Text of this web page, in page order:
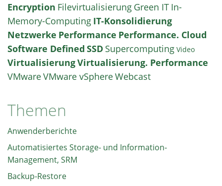
Encryption Filevirtualisierung Green IT In-
Memory-Computing IT-Konsolidierung
Netzwerke Performance Performance. Cloud
Software Defined SSD Supercomputing Video
VirtualisierungVirtualisierung. Performance
VMwareVMware vSphereWebcast
Themen
Anwenderberichte
Automatisiertes Storage- und Information-
Management, SRM
Backup-Restore